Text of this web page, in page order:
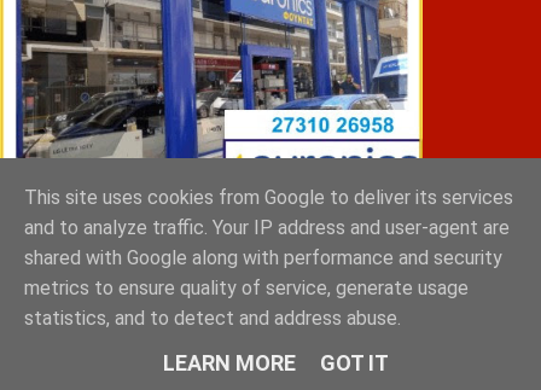
ΣΠΥΡΑΚΗΣ ΠΑΝΑΓΙΩΤΗΣ & YIOI ΣΠΑΡΤΗ
This site uses cookies from Google to deliver its services
and to analyze traffic. Your IP address and user-agent are
shared with Google along with performance and security
metrics to ensure quality of service, generate usage
statistics, and to detect and address abuse.
LEARN MORE GOT IT